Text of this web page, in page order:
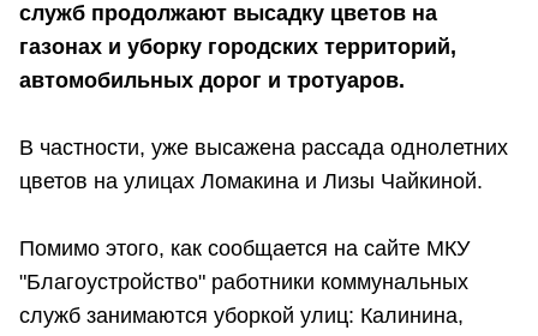
служб продолжают высадку цветов на
газонах и уборку городских территорий,
автомобильных дорог и тротуаров.
В частности, уже высажена рассада однолетних
цветов на улицах Ломакина и Лизы Чайкиной.
Помимо этого, как сообщается на сайте МКУ
"Благоустройство" работники коммунальных
служб занимаются уборкой улиц: Калинина,